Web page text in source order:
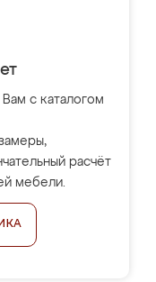
с каталогом
расчёт
мебели.